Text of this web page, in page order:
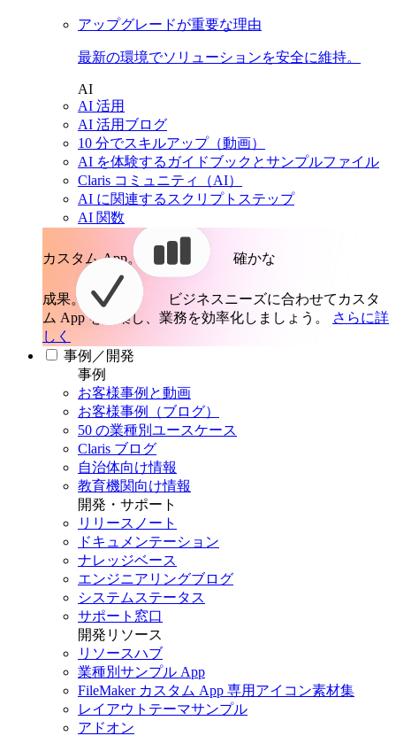
アップグレードが重要な理由
最新の環境でソリューションを安全に維持。
AI
AI 活用
AI 活用ブログ
10 分でスキルアップ（動画）
AI を体験するガイドブックとサンプルファイル
Claris コミュニティ（AI）
AI に関連するスクリプトステップ
AI 関数
カスタム App。 確かな
成果。
ビジネスニーズに合わせてカスタ
ム App を構築し、業務を効率化しましょう。
さらに詳
しく
事例／開発
事例
お客様事例と動画
お客様事例（ブログ）
50 の業種別ユースケース
Claris ブログ
自治体向け情報
教育機関向け情報
開発・サポート
リリースノート
ドキュメンテーション
ナレッジベース
エンジニアリングブログ
システムステータス
サポート窓口
開発リソース
リソースハブ
業種別サンプル App
FileMaker カスタム App 専用アイコン素材集
レイアウトテーマサンプル
アドオン